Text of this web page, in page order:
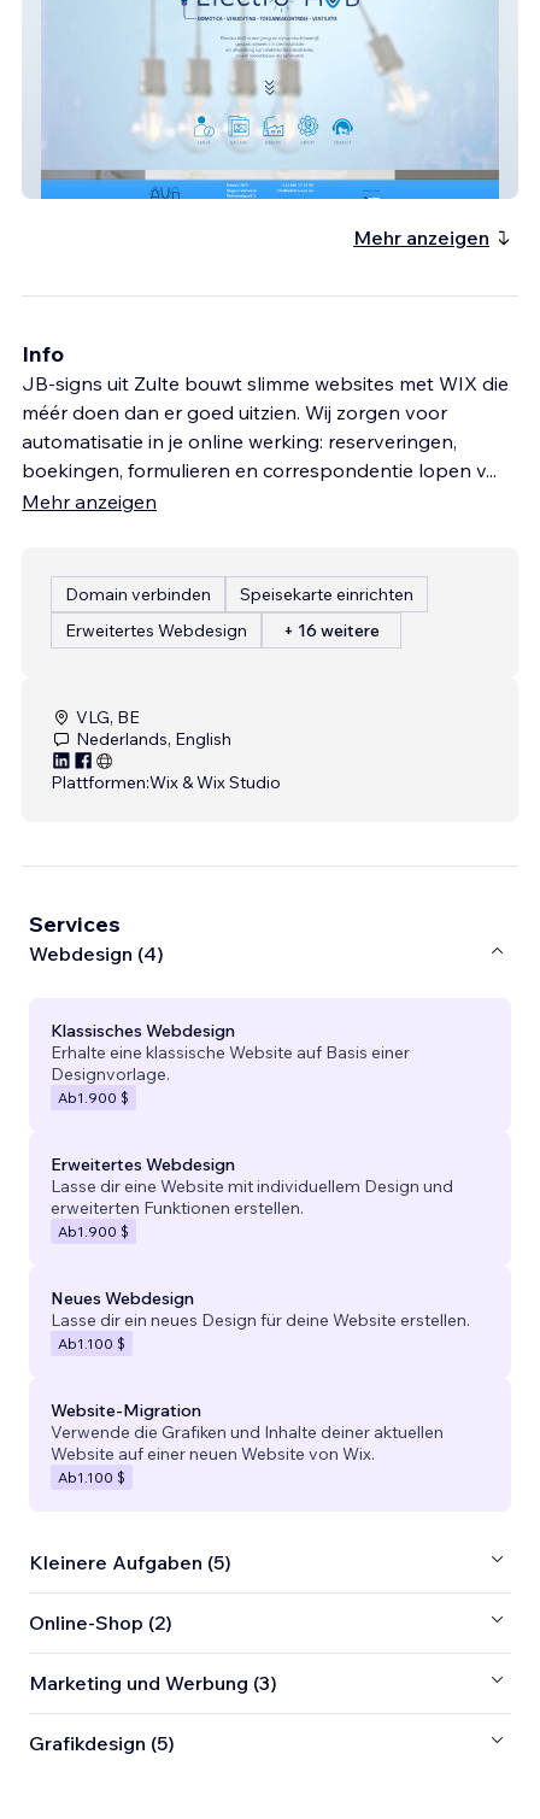
Electro AV
Mehr anzeigen
Info
JB-signs uit Zulte bouwt slimme websites met WIX die
méér doen dan er goed uitzien. Wij zorgen voor
automatisatie in je online werking: reserveringen,
boekingen, formulieren en correspondentie lopen v...
Mehr anzeigen
Domain verbinden
Speisekarte einrichten
Erweitertes Webdesign
+ 16 weitere
VLG, BE
Nederlands, English
Plattformen:Wix & Wix Studio
Services
Webdesign (4)
Klassisches Webdesign
Erhalte eine klassische Website auf Basis einer
Designvorlage.
Ab1.900 $
Erweitertes Webdesign
Lasse dir eine Website mit individuellem Design und
erweiterten Funktionen erstellen.
Ab1.900 $
Neues Webdesign
Lasse dir ein neues Design für deine Website erstellen.
Ab1.100 $
Website-Migration
Verwende die Grafiken und Inhalte deiner aktuellen
Website auf einer neuen Website von Wix.
Ab1.100 $
Kleinere Aufgaben (5)
Online-Shop (2)
Marketing und Werbung (3)
Grafikdesign (5)